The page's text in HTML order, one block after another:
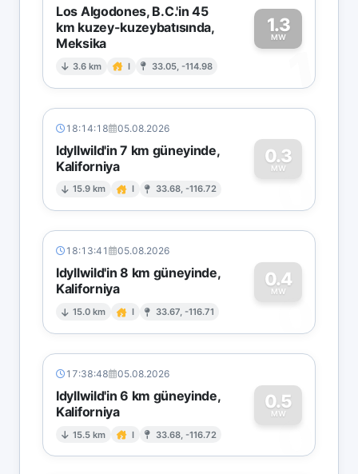
Los Algodones, B.C.'in 45
km kuzey-kuzeybatısında,
Meksika
3.6 km I 33.05, -114.98
1.3
MW
1
18:14:18 05.08.2026
Idyllwild'in 7 km güneyinde,
Kaliforniya
15.9 km I 33.68, -116.72
0.3
MW
0
18:13:41 05.08.2026
Idyllwild'in 8 km güneyinde,
Kaliforniya
15.0 km I 33.67, -116.71
0.4
MW
0
17:38:48 05.08.2026
Idyllwild'in 6 km güneyinde,
Kaliforniya
15.5 km I 33.68, -116.72
0.5
MW
0